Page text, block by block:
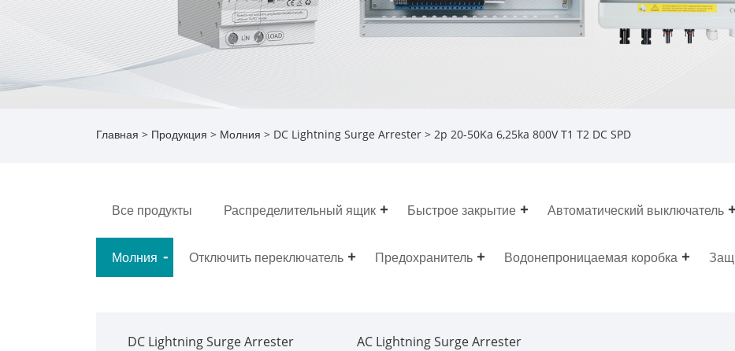
Главная > Продукция > Молния > DC Lightning Surge Arrester > 2p 20-50Ka 6,25ka 800V T1 T2 DC SPD
Все продукты Распределительный ящик Быстрое закрытие Автоматический выключатель
Молния Отключить переключатель Предохранитель Водонепроницаемая коробка
DC Lightning Surge Arrester AC Lightning Surge Arrester